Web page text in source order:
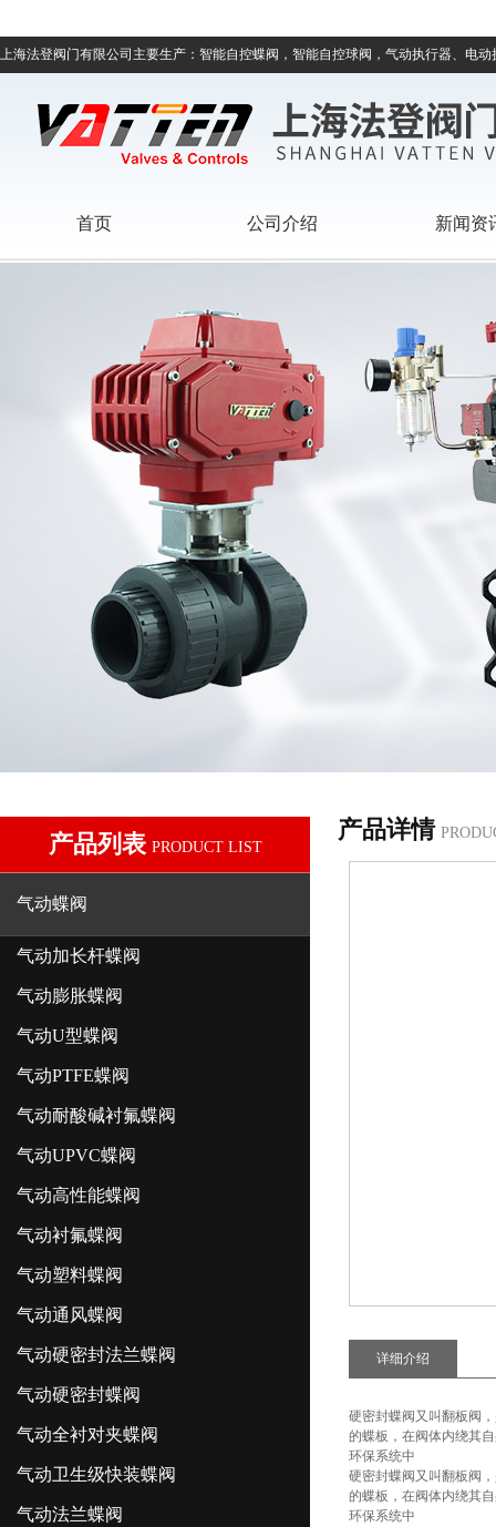
上海法登阀门有限公司主要生产：智能自控蝶阀，智能自控球阀，气动执行器、电
首页 公司介绍 新闻资
产品列表 PRODUCT LIST
气动蝶阀
气动加长杆蝶阀
气动膨胀蝶阀
气动U型蝶阀
气动PTFE蝶阀
气动耐酸碱衬氟蝶阀
气动UPVC蝶阀
气动高性能蝶阀
气动衬氟蝶阀
气动塑料蝶阀
气动通风蝶阀
气动硬密封法兰蝶阀
气动硬密封蝶阀
气动全衬对夹蝶阀
气动卫生级快装蝶阀
气动法兰蝶阀
产品详情
详细介绍
硬密封蝶阀又叫翻板阀
的蝶板，在阀体内绕其
环保系统中
硬密封蝶阀又叫翻板阀
的蝶板，在阀体内绕其
环保系统中